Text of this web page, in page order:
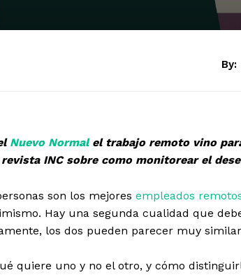
By:
Nuevo Normalel trabajo remoto vino
INC sobre como monitorear el
son los mejores empleados
Hay una segunda cualidad que
los dos pueden parecer muy
quiere uno y no el otro, y cómo